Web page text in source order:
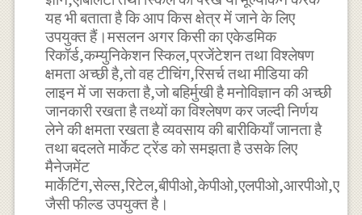
यह भी बताता है कि आप किस क्षेत्र में जाने के लिए
उपयुक्त हैं।मसलन अगर किसी का एकेडमिक
रिकॉर्ड,कम्युनिकेशन स्किल,प्रजेंटेशन तथा विश्लेषण
क्षमता अच्छी है,तो वह टीचिंग,रिसर्च तथा मीडिया की
लाइन में जा सकता है,जो बहिर्मुखी है मनोविज्ञान की अच्छी
जानकारी रखता है तथ्यों का विश्लेषण कर जल्दी निर्णय
लेने की क्षमता रखता है व्यवसाय की बारीकियाँ जानता है
तथा बदलते मार्केट ट्रेंड को समझता है उसके लिए
मैनेजमेंट
जैसी फील्ड उपयुक्त है।